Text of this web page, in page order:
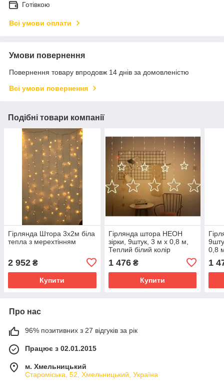
Готівкою
Всі умови оплати
Умови повернення
Повернення товару впродовж 14 днів за домовленістю
Всі умови повернення
Подібні товари компанії
Гірлянда Штора 3х2м біла
тепла з мерехтінням
2 952 ₴
Купити
Гірлянда штора НЕОН
зірки, 9штук, 3 м х 0,8 м,
Теплий білий колір
1 476₴
Купити
0,8
1
Про нас
96% позитивних з 27 відгуків за рік
Працює з 02.01.2015
м. Хмельницький
Староміська, 52, Хмельницький, Україна